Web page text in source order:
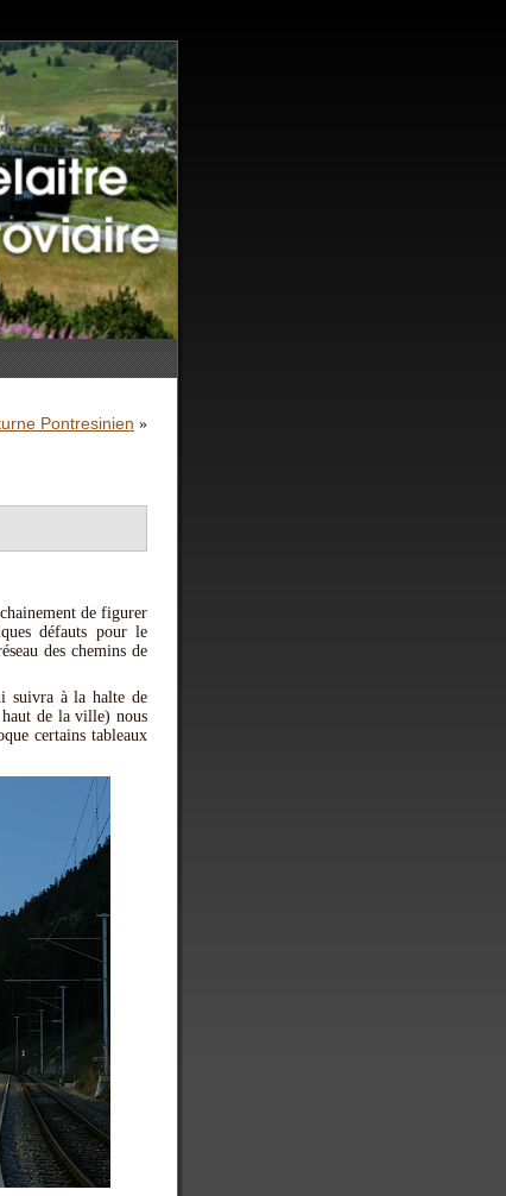
Pontresinien »
de figurer
défauts pour le
des chemins de
suivra à la halte de
haut de la ville) nous
certains tableaux